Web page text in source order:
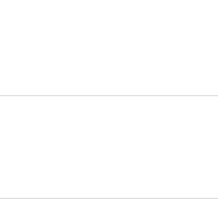
当する
りも低価格で製作するこ
ード可能です。使用で
インツールからアップロ